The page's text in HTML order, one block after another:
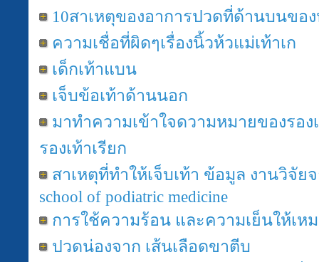
10สาเหตุของอาการปวดที่ด้านบนของ
ความเชื่อที่ผิดๆเรื่องนิ้วห้วแม่เท้าเก
เด็กเท้าแบน
เจ็บข้อเท้าด้านนอก
มาทำความเข้าใจดวามหมายของรอ
รองเท้าเรียก
สาเหตุที่ทำให้เจ็บเท้า ข้อมูล งานวิจัยจ
school of podiatric medicine
การใช้ความร้อน และความเย็นให้เห
ปวดน่องจาก เส้นเลือดขาตีบ